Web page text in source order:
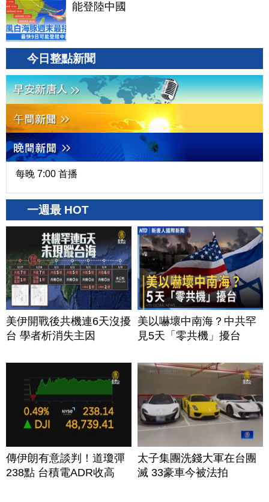
能登陸中國
今日整點新聞
每晚 7:00 首播
一週最 HOT
美伊開戰後共機連6天沒擾
台 學者析消失主因
美以嚇壞中南海？中共罕
見5天「零共機」擾台
傳伊朗有意談判！道瓊彈
238點 台積電ADR收高
太子集團洗錢大軍在台團
滅 33豪車今被法拍